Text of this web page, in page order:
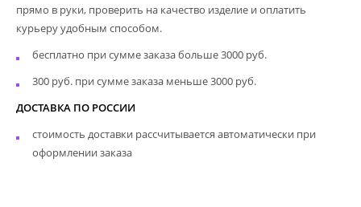
прямо в руки, проверить на качество изделие и оплатить
курьеру удобным способом.
бесплатно при сумме заказа больше 3000 руб.
300 руб. при сумме заказа меньше 3000 руб.
ДОСТАВКА ПО РОССИИ
стоимость доставки рассчитывается автоматически при
оформлении заказа